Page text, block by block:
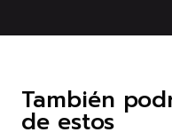
También
de estos